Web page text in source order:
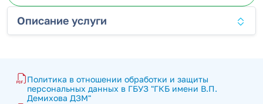
Описание услуги
Политика в отношении обработки и защиты
персональных данных в ГБУЗ "ГКБ имени В.П.
Демихова ДЗМ"